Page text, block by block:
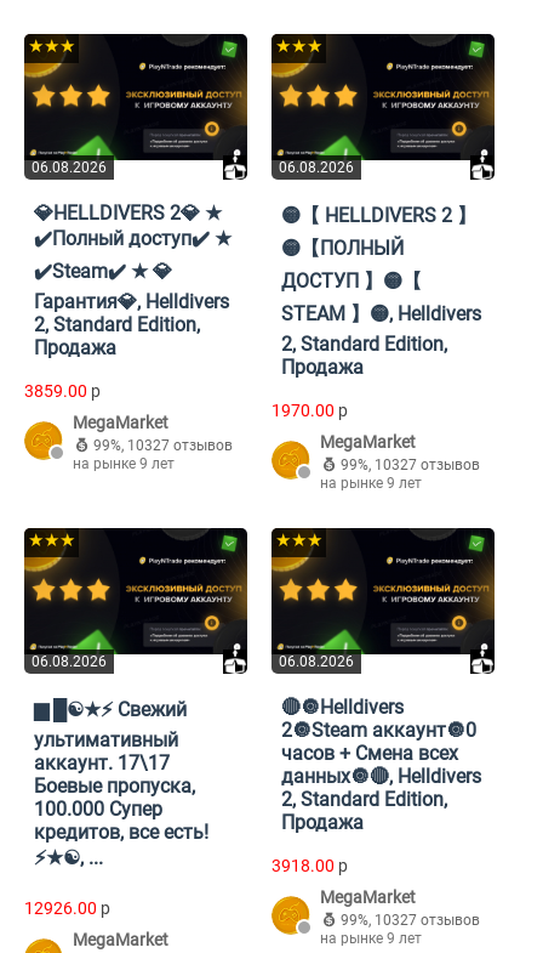
06.08.2026
★★★
💎HELLDIVERS 2💎 ★
✔️Полный доступ✔️ ★
✔️Steam✔️ ★ 💎
Гарантия💎, Helldivers
2, Standard Edition,
Продажа
3859.00 p
MegaMarket
99%, 10327 отзывов
на рынке 9 лет
06.08.2026
★★★
🟡【 HELLDIVERS 2 】
🟡【ПОЛНЫЙ
ДОСТУП 】🟡【
STEAM 】🟡, Helldivers
2, Standard Edition,
Продажа
1970.00 p
MegaMarket
99%, 10327 отзывов
на рынке 9 лет
06.08.2026
★★★
▆ █☯️★⚡ Свежий
ультимативный
аккаунт. 17\17
Боевые пропуска,
100.000 Супер
кредитов, все есть!
⚡★☯️, ...
12926.00 p
MegaMarket
06.08.2026
★★★
🔴🔘Helldivers
2🔘Steam аккаунт🔘0
часов + Смена всех
данных🔘🔴, Helldivers
2, Standard Edition,
Продажа
3918.00 p
MegaMarket
99%, 10327 отзывов
на рынке 9 лет